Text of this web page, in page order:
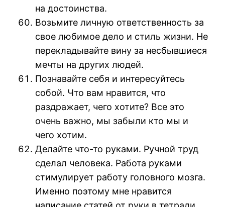
на достоинства.
Возьмите личную ответственность за
свое любимое дело и стиль жизни. Не
перекладывайте вину за несбывшиеся
мечты на других людей.
Познавайте себя и интересуйтесь
собой. Что вам нравится, что
раздражает, чего хотите? Все это
очень важно, мы забыли кто мы и
чего хотим.
Делайте что-то руками. Ручной труд
сделал человека. Работа руками
стимулирует работу головного мозга.
Именно поэтому мне нравится